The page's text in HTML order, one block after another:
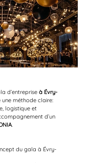
d’entreprise à Évry-
une méthode claire:
logistique et
d’un
.
du gala à Évry-